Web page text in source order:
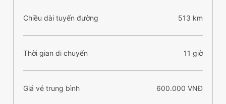
Chiều dài tuyến đường 513 km
Thời gian di chuyển 11 giờ
Giá vé trung bình 600.000 VNĐ